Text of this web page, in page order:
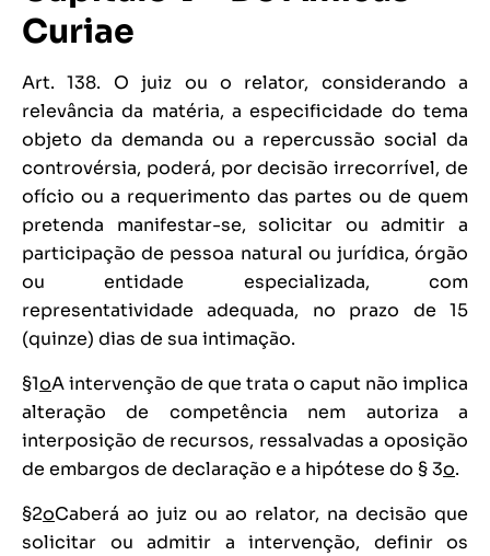
Curiae
Art. 138. O juiz ou o relator, considerando a
relevância da matéria, a especificidade do tema
objeto da demanda ou a repercussão social da
controvérsia, poderá, por decisão irrecorrível, de
ofício ou a requerimento das partes ou de quem
pretenda manifestar-se, solicitar ou admitir a
participação de pessoa natural ou jurídica, órgão
ou entidade especializada, com
representatividade adequada, no prazo de 15
(quinze) dias de sua intimação.
§1oA intervenção de que trata o caput não implica
alteração de competência nem autoriza a
interposição de recursos, ressalvadas a oposição
de embargos de declaração e a hipótese do § 3o.
§2oCaberá ao juiz ou ao relator, na decisão que
solicitar ou admitir a intervenção, definir os